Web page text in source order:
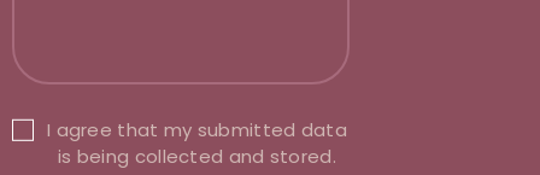
I agree that my submitted data
is being collected and stored.